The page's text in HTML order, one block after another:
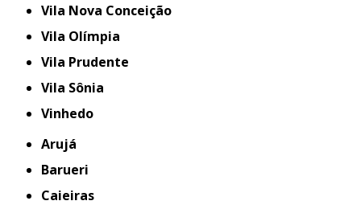
Vila Nova Conceição
Vila Olímpia
Vila Prudente
Vila Sônia
Vinhedo
Arujá
Barueri
Caieiras